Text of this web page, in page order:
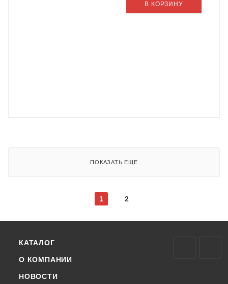
В КОРЗИНУ
ПОКАЗАТЬ ЕЩЕ
1 2
КАТАЛОГ
О КОМПАНИИ
НОВОСТИ